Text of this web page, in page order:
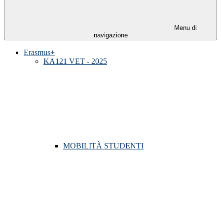
Menu di
navigazione
Erasmus+
KA121 VET - 2025
MOBILITÀ STUDENTI